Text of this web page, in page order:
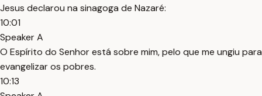
Jesus declarou na sinagoga de Nazaré:
10:01
Speaker A
O Espírito do Senhor está sobre mim, pelo que me ungiu para
evangelizar os pobres.
10:13